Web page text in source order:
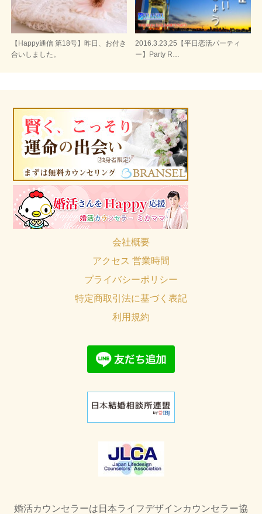
【Happy通信 第18号】昨日、お付き
合いしました。
2016.3.23,25【平日恋活パーティ
ー】Party R…
会社概要
アクセス 営業時間
プライバシーポリシー
特定商取引法に基づく表記
利用規約
婚活カウンセラーは日本ライフデザインカウンセラー協